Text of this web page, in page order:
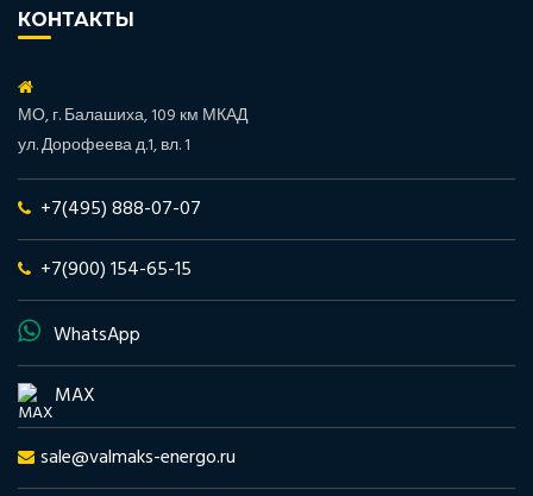
КОНТАКТЫ
МО, г. Балашиха, 109 км МКАД
ул. Дорофеева д.1, вл. 1
+7(495) 888-07-07
+7(900) 154-65-15
WhatsApp
MAX
sale@valmaks-energo.ru